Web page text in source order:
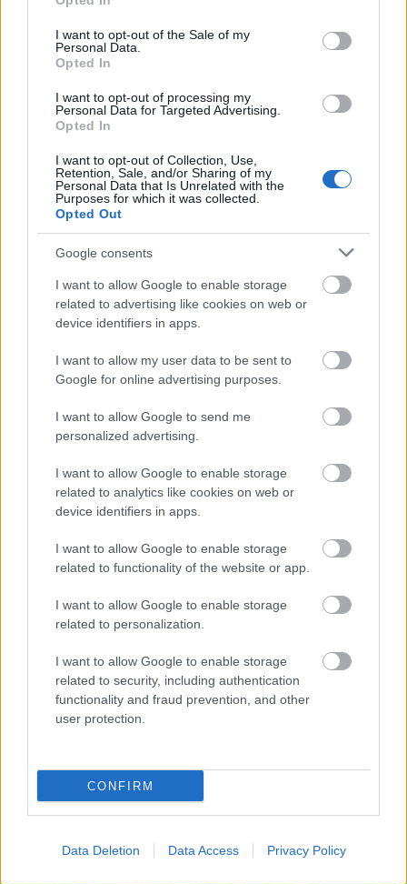
use your data for below specified purposes in below Google
consent section.
I want to opt-out of the Sale of my
Personal Data.
Opted In
I want to opt-out of processing my
Personal Data for Targeted Advertising.
Opted In
I want to opt-out of Collection, Use,
Retention, Sale, and/or Sharing of my
Personal Data that Is Unrelated with the
Purposes for which it was collected.
Opted Out
Google consents
I want to allow Google to enable storage
related to advertising like cookies on web or
device identifiers in apps.
I want to allow my user data to be sent to
Google for online advertising purposes.
I want to allow Google to send me
personalized advertising.
I want to allow Google to enable storage
related to analytics like cookies on web or
device identifiers in apps.
I want to allow Google to enable storage
related to functionality of the website or app.
I want to allow Google to enable storage
related to personalization.
I want to allow Google to enable storage
related to security, including authentication
functionality and fraud prevention, and other
user protection.
CONFIRM
Data Deletion Data Access Privacy Policy
TáncPark - Nyáresti táncélmény
élőben
mtothorsi•2020. június 24.
táncok júliusban Buda legnagyobb, ikonikus
rendezvényhelyszínén, a Millenárison.
Kaszás Attila-díj - elindult a
közönségszavazás
2020. június 23.
Csankó Zoltánra (Győri Nemzeti Színház), Földes
Tamásra (Budapesti Operettszínház) és ...